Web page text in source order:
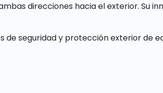
direcciones hacia el exterior. Su
seguridad y protección exterior de